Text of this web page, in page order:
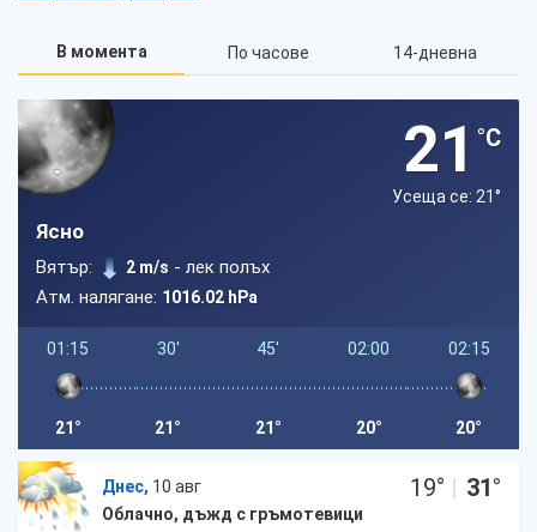
В момента По часове 14-дневна
21 °C
Усеща се: 21°
Ясно
Вятър: 2 m/s - лек полъх
Атм. налягане: 1016.02 hPa
01:15
21°
30'
21°
45'
21°
02:00
20°
02:15
20°
Днес, 10 авг
Облачно, дъжд с гръмотевици
19° | 31°